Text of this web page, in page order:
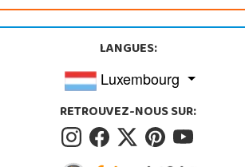
LANGUES:
Luxembourg
RETROUVEZ-NOUS SUR: